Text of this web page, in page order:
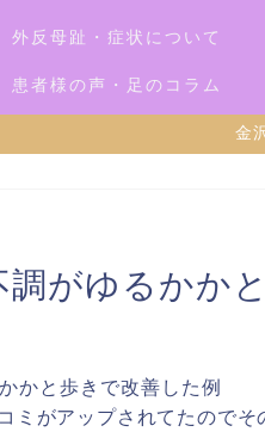
外反母趾・症状について
患者様の声・足のコラム
金
調がゆるかか
かと歩きで改善した例
ミがアップされてたのでそ